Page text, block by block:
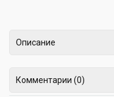
Описание
Комментарии (0)